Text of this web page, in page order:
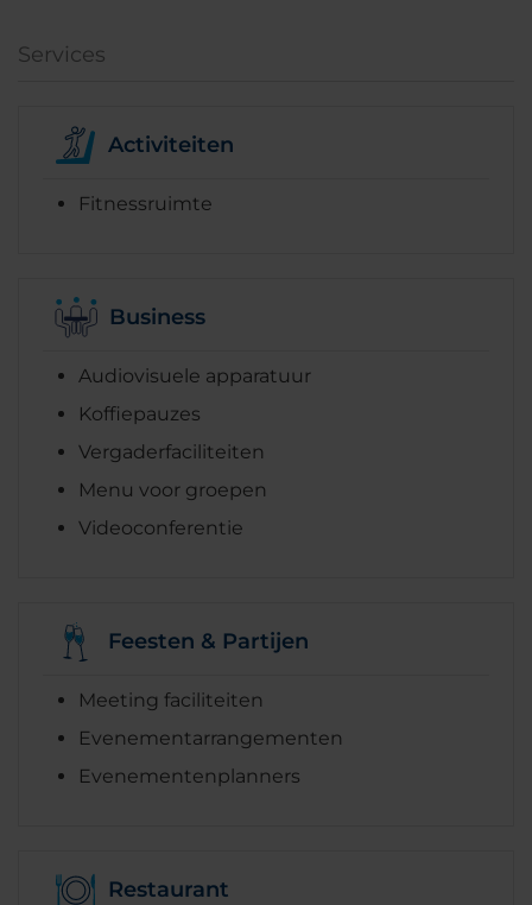
Services
Activiteiten
Fitnessruimte
Business
Audiovisuele apparatuur
Koffiepauzes
Vergaderfaciliteiten
Menu voor groepen
Videoconferentie
Feesten & Partijen
Meeting faciliteiten
Evenementarrangementen
Evenementenplanners
Restaurant